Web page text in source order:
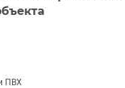
ПВХ